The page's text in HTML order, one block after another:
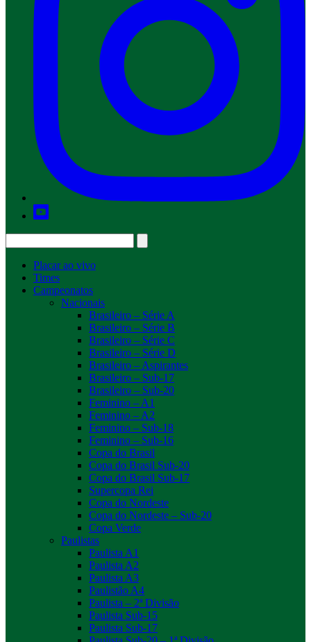
Placar ao vivo
Times
Campeonatos
Nacionais
Brasileiro – Série A
Brasileiro – Série B
Brasileiro – Série C
Brasileiro – Série D
Brasileiro – Aspirantes
Brasileiro – Sub-17
Brasileiro – Sub-20
Feminino – A1
Feminino – A2
Feminino – Sub-18
Feminino – Sub-16
Copa do Brasil
Copa do Brasil Sub-20
Copa do Brasil Sub-17
Supercopa Rei
Copa do Nordeste
Copa do Nordeste – Sub-20
Copa Verde
Paulistas
Paulista A1
Paulista A2
Paulista A3
Paulistão A4
Paulista – 2ª Divisão
Paulista Sub-15
Paulista Sub-17